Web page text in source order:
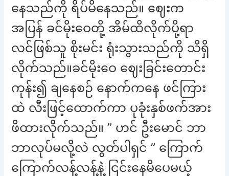
နေသည်ကို ရိပ်မိနေသည်။ ဈေးက
အပြန် ခင်မိုးဝေတို့ အိမ်ထိလိုက်ပို့ရာ
လင်ဖြစ်သူ စိုးမင်း ရုံးသွားသည်ကို သိရှိ
လိုက်သည်။ခင်မိုးဝေ ဈေးခြင်းတောင်း
ကုန်း၍ ချနေစဉ် နောက်ကနေ ဖင်ကြား
ထဲ လီးဖြင့်ထောက်ကာ ပုခုံးနှစ်ဖက်အား
ဖိထားလိုက်သည်။ ” ဟင် ဦးမောင် ဘာ
ဘာလုပ်မလို့လဲ လွတ်ပါရှင် ” ကြောက်
ကြောက်လန့်လန့်နဲ့ ငြင်းနေမိပေမယ့်